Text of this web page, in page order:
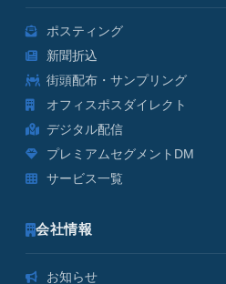
ポスティング
新聞折込
街頭配布・サンプリング
オフィスポスダイレクト
デジタル配信
プレミアムセグメントDM
サービス一覧
会社情報
お知らせ